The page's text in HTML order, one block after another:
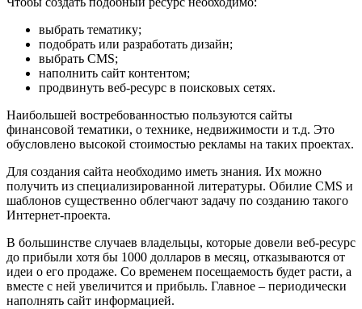
выбрать тематику;
подобрать или разработать дизайн;
выбрать CMS;
наполнить сайт контентом;
продвинуть веб-ресурс в поисковых сетях.
Наибольшей востребованностью пользуются сайты
финансовой тематики, о технике, недвижимости и т.д. Это
обусловлено высокой стоимостью рекламы на таких проектах.
Для создания сайта необходимо иметь знания. Их можно
получить из специализированной литературы. Обилие CMS и
шаблонов существенно облегчают задачу по созданию такого
Интернет-проекта.
В большинстве случаев владельцы, которые довели веб-ресурс
до прибыли хотя бы 1000 долларов в месяц, отказываются от
идеи о его продаже. Со временем посещаемость будет расти, а
вместе с ней увеличится и прибыль. Главное – периодически
наполнять сайт информацией.